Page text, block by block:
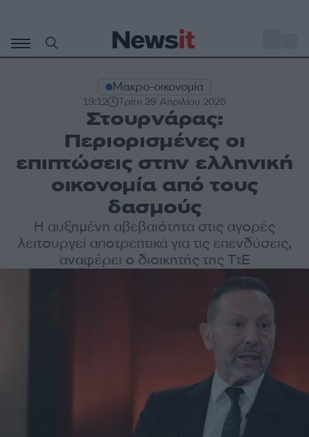
περιεχόμενο
Μακρο-οικονομία
19:12 Τρίτη 29 Απριλίου 2025
Στουρνάρας:
Περιορισμένες οι
επιπτώσεις στην ελληνική
οικονομία από τους
δασμούς
Η αυξημένη αβεβαιότητα στις αγορές
λειτουργεί αποτρεπτικά για τις επενδύσεις,
αναφέρει ο διοικητής της ΤτΕ